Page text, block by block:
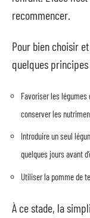
recommencer.
Pour bien choisir
quelques
Favoriser les légumes
conserver les
Introduire un seul
quelques jours avant
Utiliser la pomme de
À ce stade, la